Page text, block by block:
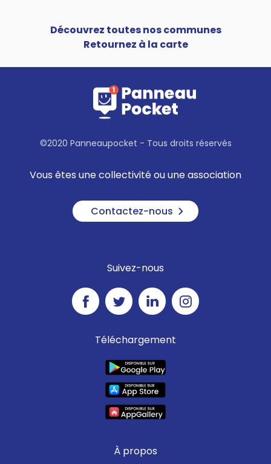
Découvrez toutes nos communes
Retournez à la carte
©2020 Panneaupocket - Tous droits réservés
Vous êtes une collectivité ou une association
Contactez-nous
Suivez-nous
Téléchargement
À propos